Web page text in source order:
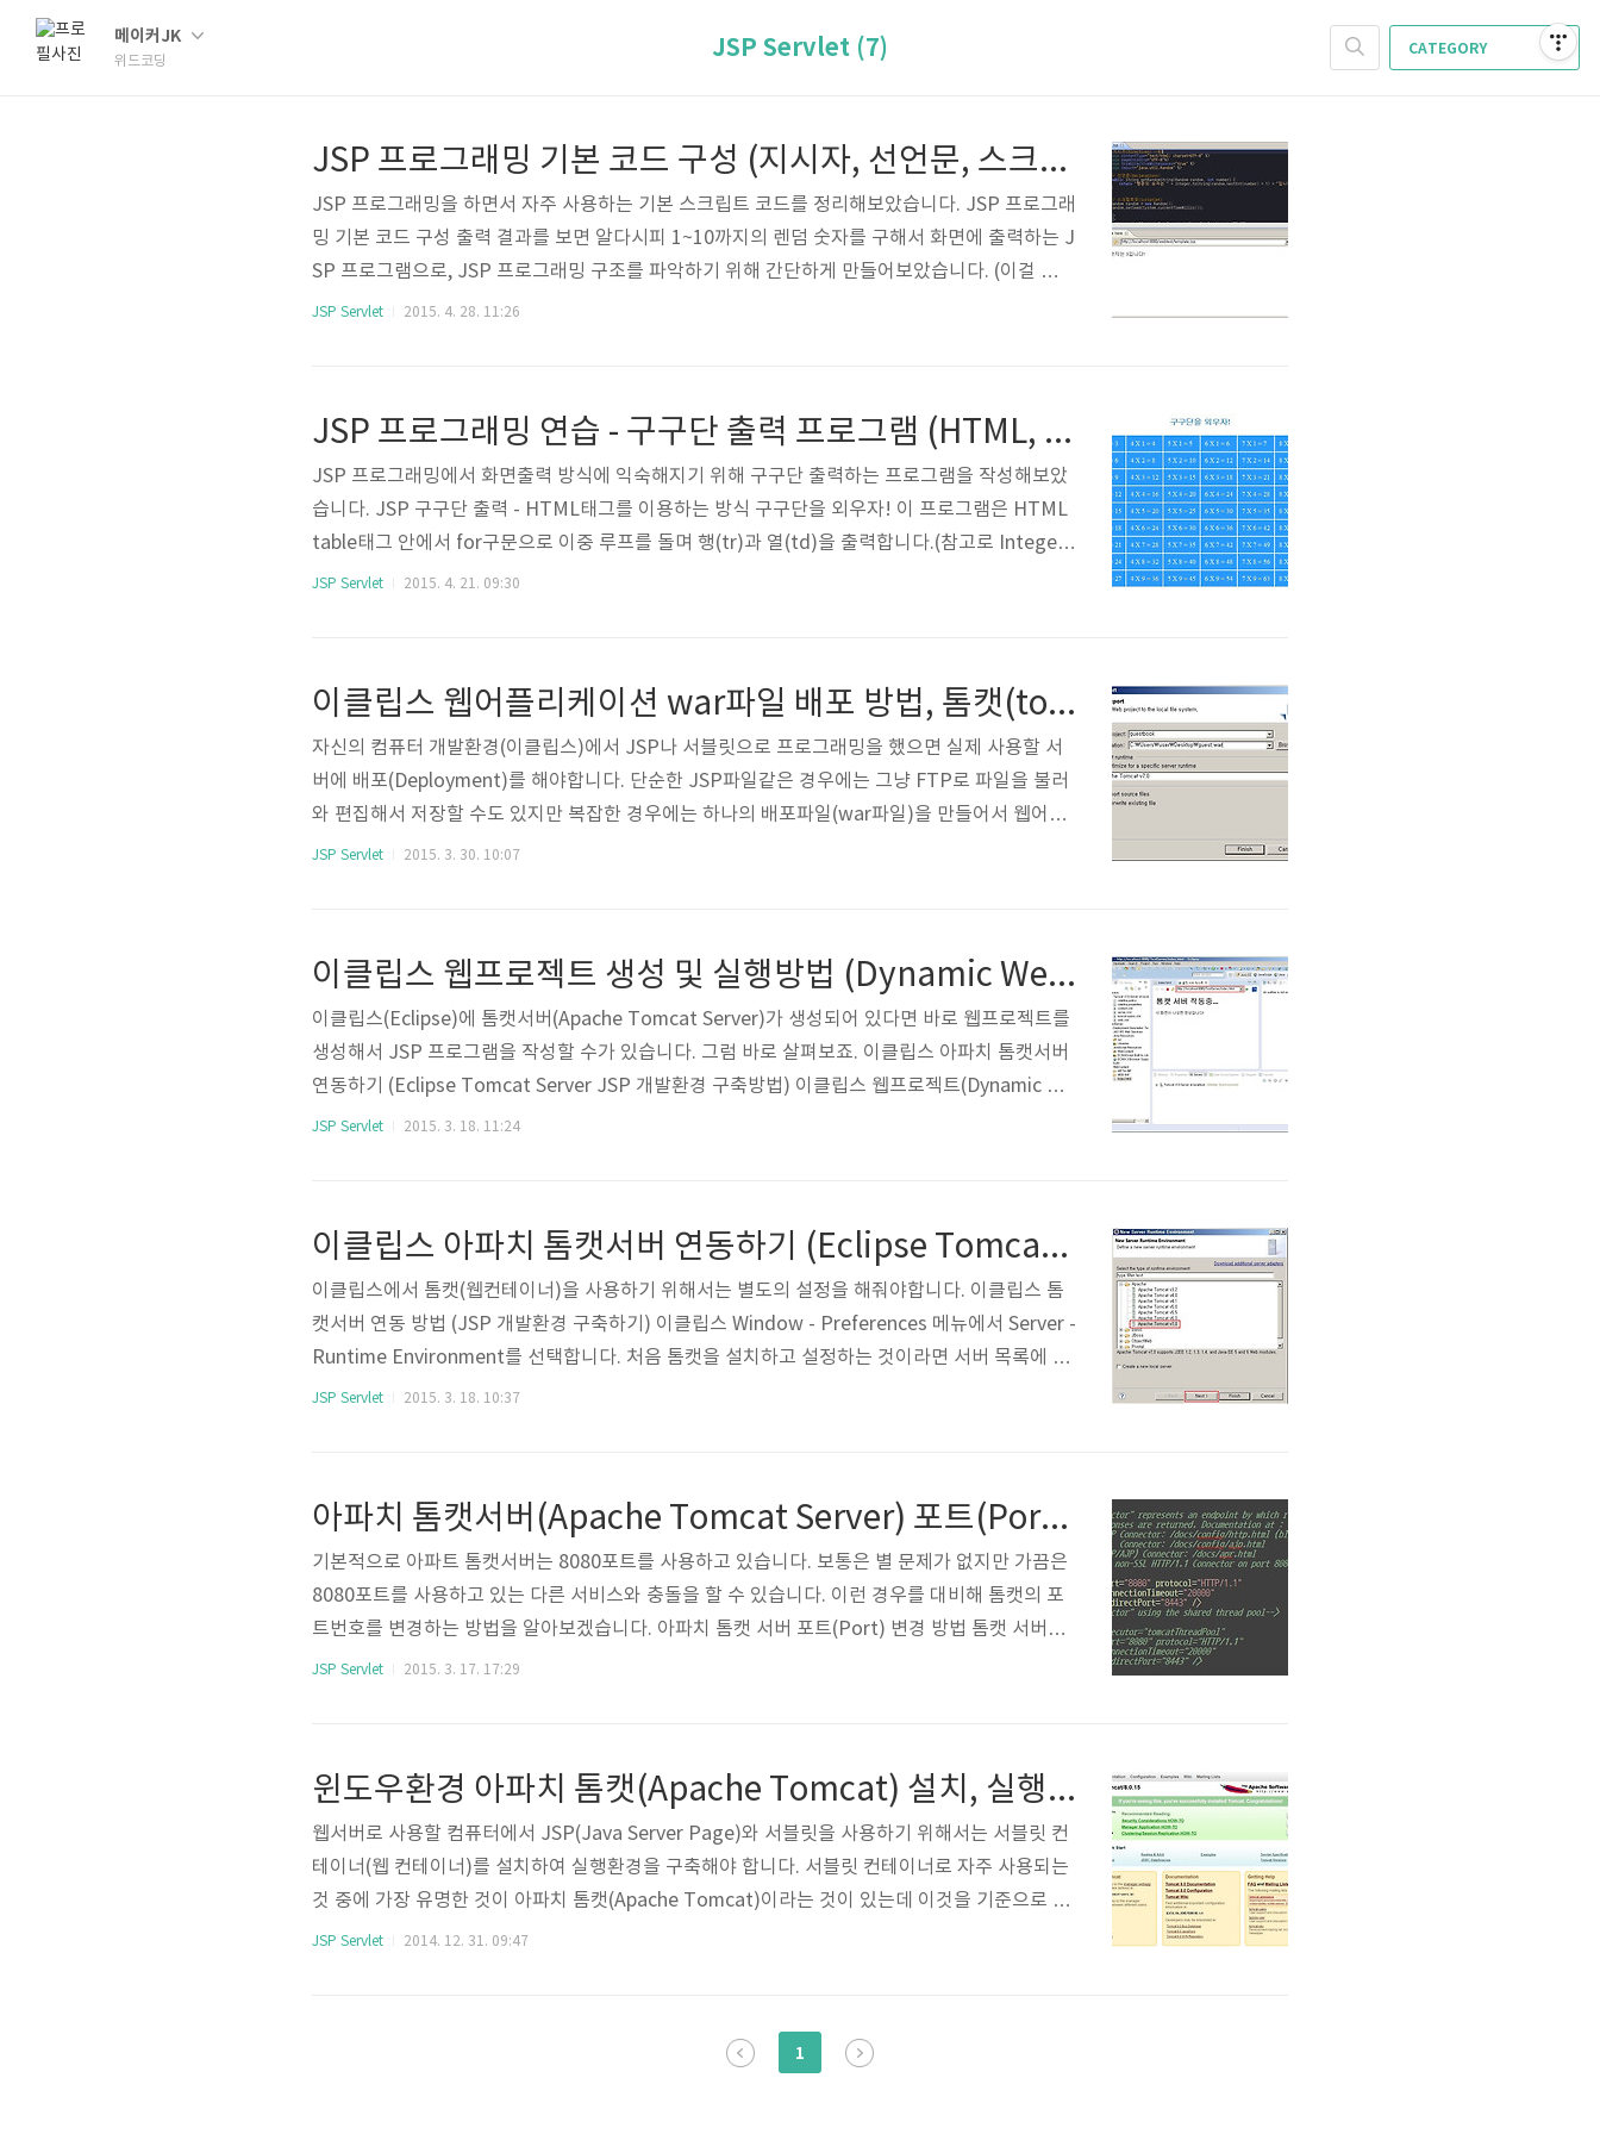
메이커JK
위드코딩
CATEGORY
JSP Servlet (7)
JSP 프로그래밍 기본 코드 구성 (지시자, 선언문, 스크립트릿, 표현식, 주석 설명)
JSP 프로그래밍을 하면서 자주 사용하는 기본 스크립트 코드를 정리해보았습니다. JSP 프로그래
밍 기본 코드 구성 출력 결과를 보면 알다시피 1~10까지의 렌덤 숫자를 구해서 화면에 출력하는 J
SP 프로그램으로, JSP 프로그래밍 구조를 파악하기 위해 간단하게 만들어보았습니다. (이걸 조금
만 수정한다면 로또번호 추출하는 프로그램을 쉽게 만들 수 있어요.) 그럼 JSP 스크립트 구성요소
SP파..
JSP Servlet 2015. 4. 28. 11:26
JSP 프로그래밍 연습 - 구구단 출력 프로그램 (HTML, CSS 포함)
JSP 프로그래밍에서 화면출력 방식에 익숙해지기 위해 구구단 출력하는 프로그램을 작성해보았
습니다. JSP 구구단 출력 - HTML태그를 이용하는 방식 구구단을 외우자! 이 프로그램은 HTML
table태그 안에서 for구문으로 이중 루프를 돌며 행(tr)과 열(td)을 출력합니다.(참고로 Integer.
toString()함수는 정수를 문자열로 변환하는 역할을 합니다.) 화면을 예쁘게 장식하기 위해 사용
활..
JSP Servlet 2015. 4. 21. 09:30
이클립스 웹어플리케이션 war파일 배포 방법, 톰캣(tomcat)서버 환경 프로그램 배치
자신의 컴퓨터 개발환경(이클립스)에서 JSP나 서블릿으로 프로그래밍을 했으면 실제 사용할 서
버에 배포(Deployment)를 해야합니다. 단순한 JSP파일같은 경우에는 그냥 FTP로 파일을 불러
와 편집해서 저장할 수도 있지만 복잡한 경우에는 하나의 배포파일(war파일)을 만들어서 웹어플
리케이션을 업데이트하게 됩니다. 웹어플리케이션을 war파일로 만들고 톰캣서버에 배포하기 웹
는 위치..
JSP Servlet 2015. 3. 30. 10:07
이클립스 웹프로젝트 생성 및 실행방법 (Dynamic Web Project 만들기, 톰캣 JSP 개발환경)
이클립스(Eclipse)에 톰캣서버(Apache Tomcat Server)가 생성되어 있다면 바로 웹프로젝트를
생성해서 JSP 프로그램을 작성할 수가 있습니다. 그럼 바로 살펴보죠. 이클립스 아파치 톰캣서버
연동하기 (Eclipse Tomcat Server JSP 개발환경 구축방법) 이클립스 웹프로젝트(Dynamic We
b Project) 만들기 (생성에서 실행까지) File - New - Dynamic Web Project를 선택하면 위와
JSP Servlet 2015. 3. 18. 11:24
이클립스 아파치 톰캣서버 연동하기 (Eclipse Tomcat Server JSP 개발환경 구축방법)
이클립스에서 톰캣(웹컨테이너)을 사용하기 위해서는 별도의 설정을 해줘야합니다. 이클립스 톰
캣서버 연동 방법 (JSP 개발환경 구축하기) 이클립스 Window - Preferences 메뉴에서 Server -
Runtime Environment를 선택합니다. 처음 톰캣을 설치하고 설정하는 것이라면 서버 목록에 아
무것도 나타나지 않습니다. 톰캣 서버를 추가를 하기 위해서 Add버튼을 누릅니다. (톰캣 서버를
JSP Servlet 2015. 3. 18. 10:37
아파치 톰캣서버(Apache Tomcat Server) 포트(Port)번호 변경하기 (톰캣 웹서버 포트 설정 방법)
기본적으로 아파트 톰캣서버는 8080포트를 사용하고 있습니다. 보통은 별 문제가 없지만 가끔은
8080포트를 사용하고 있는 다른 서비스와 충돌을 할 수 있습니다. 이런 경우를 대비해 톰캣의 포
트번호를 변경하는 방법을 알아보겠습니다. 아파치 톰캣 서버 포트(Port) 변경 방법 톰캣 서버를
설치하고 난 후 bin폴더에 있는 startup.bat파일로 서버를 실행시켜보면 서버가 8080 포트를 사
파일을 더블클..
JSP Servlet 2015. 3. 17. 17:29
윈도우환경 아파치 톰캣(Apache Tomcat) 설치, 실행 방법 (JSP 서블릿 컨테이너, 자바 웹 어플리케이션 서버 구축)
웹서버로 사용할 컴퓨터에서 JSP(Java Server Page)와 서블릿을 사용하기 위해서는 서블릿 컨
테이너(웹 컨테이너)를 설치하여 실행환경을 구축해야 합니다. 서블릿 컨테이너로 자주 사용되는
것 중에 가장 유명한 것이 아파치 톰캣(Apache Tomcat)이라는 것이 있는데 이것을 기준으로 설
치하고 실행하는 방법까지 설명드리겠습니다. 참고로 아파치 톰캣은 오픈소스 프로젝트로 무료로
elopment Kit) 설치 방법 (JAVA_HOME 환경변수 설정, 자바프로그래밍 개발환경 구축) 윈도우
JSP Servlet 2014. 12. 31. 09:47
1